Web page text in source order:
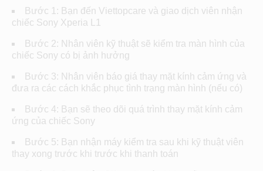
Bước 1: Bạn đến Viettopcare và giao dịch viên nhận
chiếc Sony Xperia L1
Bước 2: Nhân viên kỹ thuật sẽ kiểm tra màn hình của
chiếc Sony có bị ảnh hưởng
Bước 3: Nhân viên báo giá thay mặt kính cảm ứng và
đưa ra các cách khắc phục tình trạng màn hình (nếu có)
Bước 4: Bạn sẽ theo dõi quá trình thay mặt kính cảm
ứng của chiếc Sony
Bước 5: Bạn nhận máy kiểm tra sau khi kỹ thuật viên
thay xong trước khi trước khi thanh toán